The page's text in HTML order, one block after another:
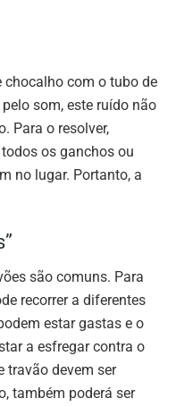
chocalho com o tubo de
som, este ruído não
Para o resolver,
os ganchos ou
no lugar. Portanto, a
são comuns. Para
recorrer a diferentes
estar gastas e o
a esfregar contra o
travão devem ser
também poderá ser